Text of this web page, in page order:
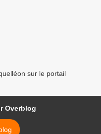
sur le portail
Overblog